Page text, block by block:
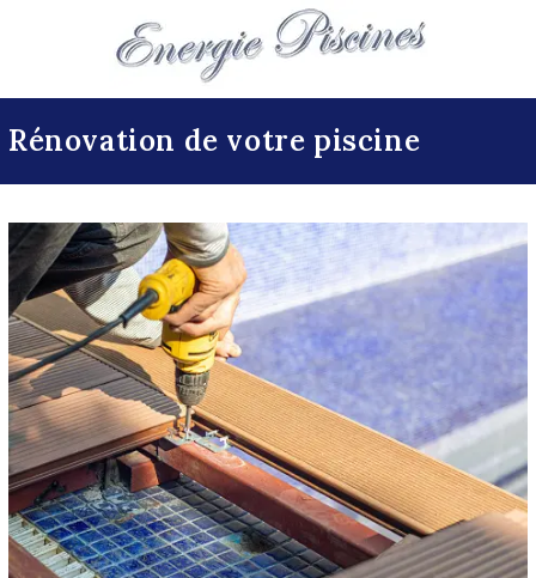
Rénovation de votre piscine